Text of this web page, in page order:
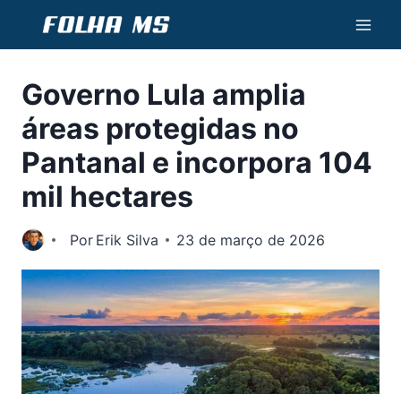
Conteúdo
Governo Lula amplia
áreas protegidas no
Pantanal e incorpora 104
mil hectares
Por Erik Silva 23 de março de 2026